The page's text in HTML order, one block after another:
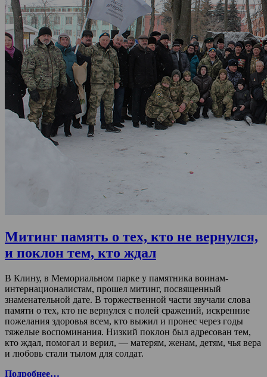
Митинг память о тех, кто не вернулся,
и поклон тем, кто ждал
В Клину, в Мемориальном парке у памятника воинам-
интернационалистам, прошел митинг, посвященный
знаменательной дате. В торжественной части звучали слова
памяти о тех, кто не вернулся с полей сражений, искренние
пожелания здоровья всем, кто выжил и пронес через годы
тяжелые воспоминания. Низкий поклон был адресован тем,
кто ждал, помогал и верил, — матерям, женам, детям, чья вера
и любовь стали тылом для солдат.
Подробнее…